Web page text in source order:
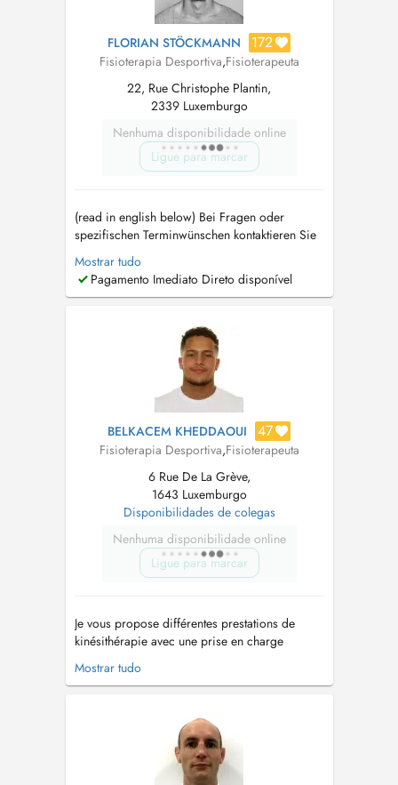
FLORIAN STÖCKMANN 172
Fisioterapia Desportiva,Fisioterapeuta
22, Rue Christophe Plantin,
2339 Luxemburgo
Nenhuma disponibilidade online
Ligue para marcar
(read in english below) Bei Fragen oder
spezifischen Terminwünschen kontaktieren Sie
mich gerne auf WhatsApp oder telefonisch
unter (+352) 661300324. In meiner Therapie
lege ich großen Wert darauf, individuell auf
Patientinnen einzugehen um sie auf Ihrem Weg
Mostrar tudo
Pagamento Imediato Direto disponível
BELKACEM KHEDDAOUI 47
Fisioterapia Desportiva,Fisioterapeuta
6 Rue De La Grève,
1643 Luxemburgo
Disponibilidades de colegas
Nenhuma disponibilidade online
Ligue para marcar
Je vous propose différentes prestations de
kinésithérapie avec une prise en charge
adaptée à vos besoins et à vos objectifs de
santé : - Rééducation orthopédique : douleurs
douleurs du dos et de la nuque. - ...
Mostrar tudo